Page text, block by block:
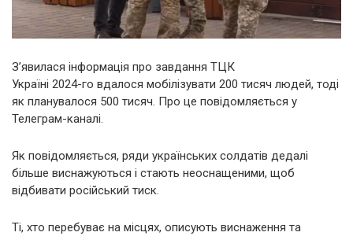
З’явилася інформація про завдання ТЦК
Україні 2024-го вдалося мобілізувати 200 тисяч людей, тоді
як планувалося 500 тисяч. Про це повідомляється у
Телеграм-каналі.
Як повідомляється, ряди українських солдатів дедалі
більше виснажуються і стають неоснащеними, щоб
відбивати російський тиск.
Ті, хто перебуває на місцях, описують виснаження та